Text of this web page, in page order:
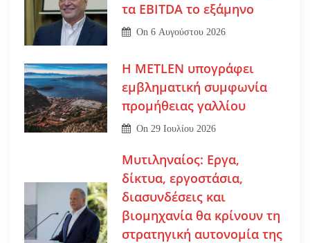
τα EBITDA το εξάμηνο
On6 Αυγούστου 2026
Η METLEN υπογράφει
εμβληματική συμφωνία
προμήθειας γαλλίου
On 29 Ιουλίου 2026
Μυτιληναίος: Εργα,
δίκτυα, εργοστάσια,
διασυνδέσεις και
βιομηχανία θα κρίνουν τη
στρατηγική αυτονομία της